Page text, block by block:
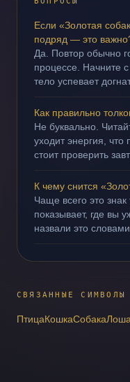
Если «Золотая
подряд — это
Да. Повтор обычно
процессе. Начните
тело успевает
Как правильно
Не буквально.
уходит энергия, что
стоит проверить
К чему снится
Чаще всего это
показывает, где вы
назвали это словами.
СВЯЗАННЫЕ СИМВОЛЫ
ПтицаКошкаСобака